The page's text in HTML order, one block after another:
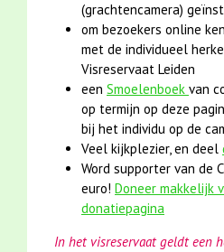
(grachtencamera)
om bezoekers online
met de individueel
Visreservaat Leiden
een Smoelenboek van
op termijn op deze
bij het individu op de
Veel kijkplezier, en deel
Word supporter van de
euro! Doneer makkelijk
donatiepagina
In het visreservaat geldt een